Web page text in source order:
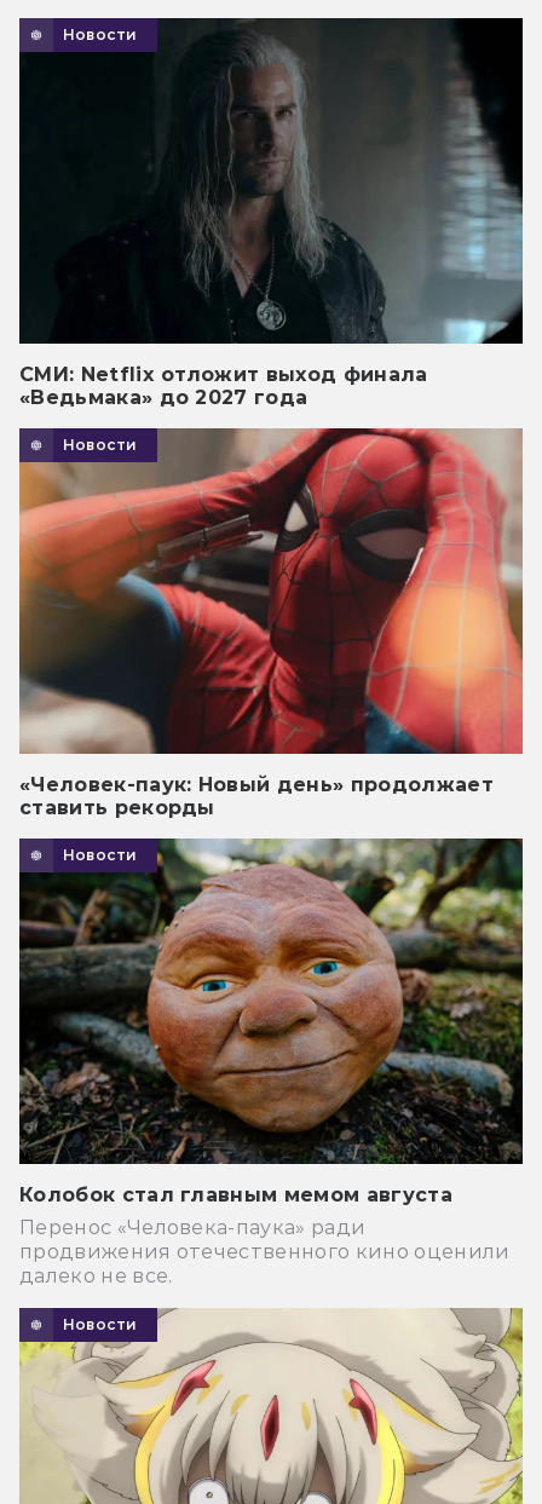
Новости
СМИ: Netflix отложит выход финала
«Ведьмака» до 2027 года
Новости
«Человек-паук: Новый день» продолжает
ставить рекорды
Новости
Колобок стал главным мемом августа
Перенос «Человека-паука» ради
продвижения отечественного кино оценили
далеко не все.
Новости